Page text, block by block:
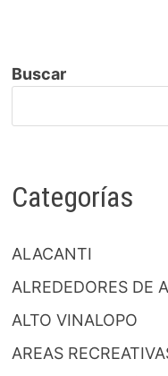
Buscar
Categorías
ALACANTI
ALREDEDORES DE
ALTO VINALOPO
AREAS